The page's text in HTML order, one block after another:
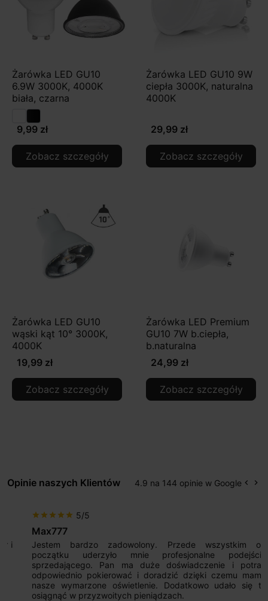
Żarówka LED GU10
6.9W 3000K, 4000K
biała, czarna
9,99 zł
Zobacz szczegóły
Żarówka LED GU10 9W
ciepła 3000K, naturalna
4000K
29,99 zł
Zobacz szczegóły
Żarówka LED GU10
wąski kąt 10° 3000K,
4000K
19,99 zł
Zobacz szczegóły
Żarówka LED Premium
GU10 7W b.ciepła,
b.naturalna
24,99 zł
Zobacz szczegóły
Opinie naszych Klientów 4.9 na 144 opinie w Google keyboard_arrow_left keyboard_arrow_right
starstarstarstar 5/5
Max777
Jestem bardzo zadowolony. Przede wszystkim od
początku uderzyło mnie profesjonalne podejście
sprzedającego. Pan ma duże doświadczenie i potrafi
odpowiednio pokierować i doradzić dzięki czemu mamy
nasze wymarzone oświetlenie. Dodatkowo udało się to
osiągnąć w przyzwoitych pieniądzach.